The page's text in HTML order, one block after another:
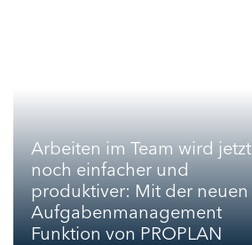
Arbeiten im Team wird jetzt
noch einfacher und
produktiver: Mit der neuen
Aufgabenmanagement
Funktion von PROPLAN